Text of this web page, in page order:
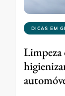
DICAS EM
Limpeza